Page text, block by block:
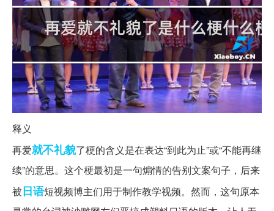
释义
再爱就不礼貌了梗的含义是在表达“到此为止”或“不能再继
续”的意思。这个梗最初是一句煽情的告别文案句子，后来
被日语短视频博主们用于制作教学视频。然而，这句原本